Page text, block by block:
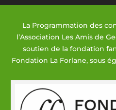
La Programmation des
l’Association Les Amis de
soutien de la fondation
Fondation La Forlane, sous